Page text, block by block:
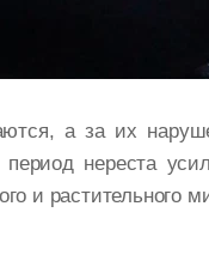
а за их
нереста
и растительного